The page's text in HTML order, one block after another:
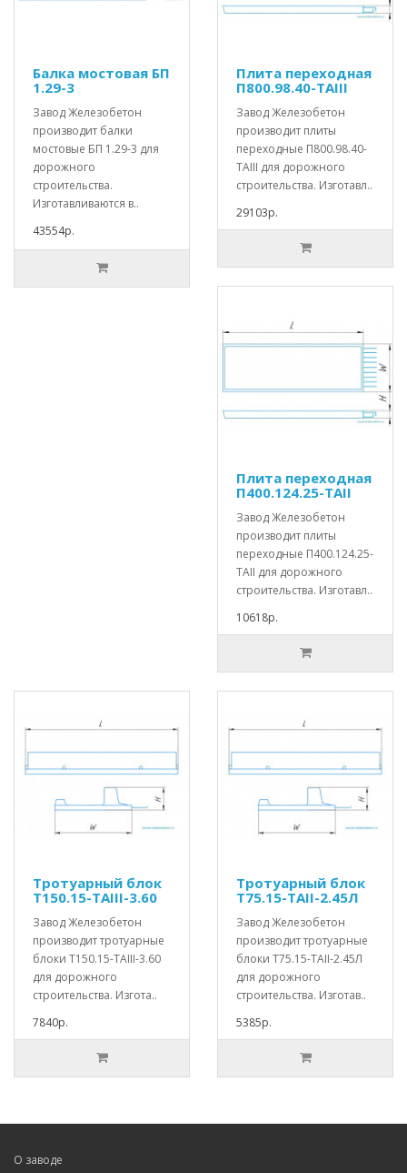
Балка мостовая БП
1.29-3
Завод Железобетон
производит балки
мостовые БП 1.29-3 для
дорожного
строительства.
Изготавливаются в..
43554р.
Плита переходная
П800.98.40-ТАIII
Завод Железобетон
производит плиты
переходные П800.98.40-
ТАIII для дорожного
строительства. Изготавл..
29103р.
Плита переходная
П400.124.25-ТАII
Завод Железобетон
производит плиты
переходные П400.124.25-
ТАII для дорожного
строительства. Изготавл..
10618р.
Тротуарный блок
Т150.15-TAIII-3.60
Завод Железобетон
производит тротуарные
блоки Т150.15-TAIII-3.60
для дорожного
строительства. Изгота..
7840р.
Тротуарный блок
Т75.15-TAII-2.45Л
Завод Железобетон
производит тротуарные
блоки Т75.15-TAII-2.45Л
для дорожного
строительства. Изготав..
5385р.
О заводе